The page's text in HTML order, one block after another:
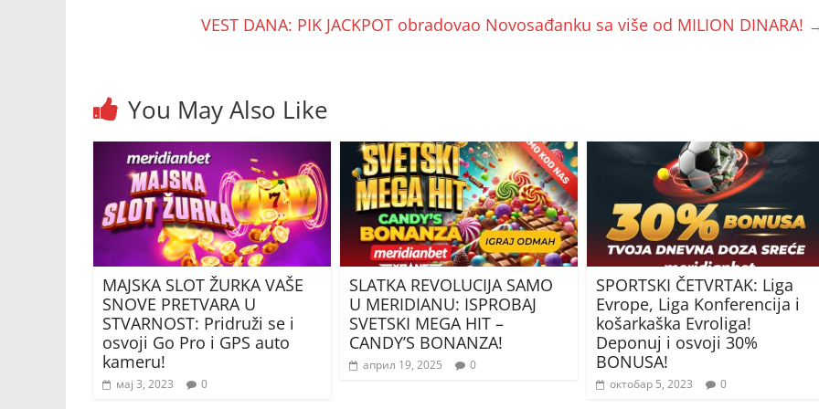
VEST DANA: PIK JACKPOT obradovao Novosađanku sa više od MILION DINARA!
You May Also Like
MAJSKA SLOT ŽURKA VAŠE
SNOVE PRETVARA U
STVARNOST: Pridruži se i
osvoji Go Pro i GPS auto
kameru!
мај 3, 2023 0
SLATKA REVOLUCIJA SAMO
U MERIDIANU: ISPROBAJ
SVETSKI MEGA HIT –
CANDY’S BONANZA!
април 19, 2025 0
SPORTSKI ČETVRTAK: Liga
Evrope, Liga Konferencija i
košarkaška Evroliga!
Deponuj i osvoji 30%
BONUSA!
октобар 5, 2023 0